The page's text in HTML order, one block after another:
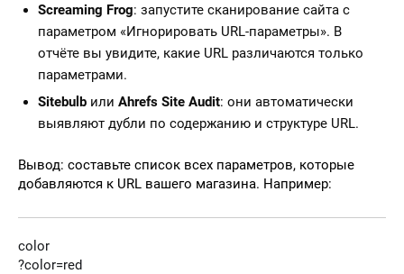
Screaming Frog: запустите сканирование сайта с
параметром «Игнорировать URL-параметры». В
отчёте вы увидите, какие URL различаются только
параметрами.
Sitebulb или Ahrefs Site Audit: они автоматически
выявляют дубли по содержанию и структуре URL.
Вывод: составьте список всех параметров, которые
добавляются к URL вашего магазина. Например:
color
?color=red